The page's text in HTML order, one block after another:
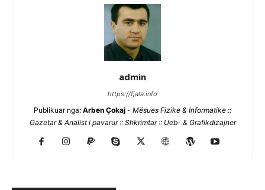
admin
https://fjala.info
Publikuar nga: Arben Çokaj - Mësues Fizike & Informatike ::
Gazetar & Analist i pavarur :: Shkrimtar :: Ueb- & Grafikdizajner